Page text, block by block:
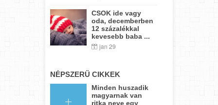
CSOK ide vagy
oda, decemberben
12 százalékkal
kevesebb baba ...
jan 29
NÉPSZERŰ CIKKEK
Minden huszadik
magyarnak van
ritka neve egy